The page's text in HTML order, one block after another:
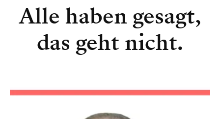
Alle haben gesagt,
das geht nicht.